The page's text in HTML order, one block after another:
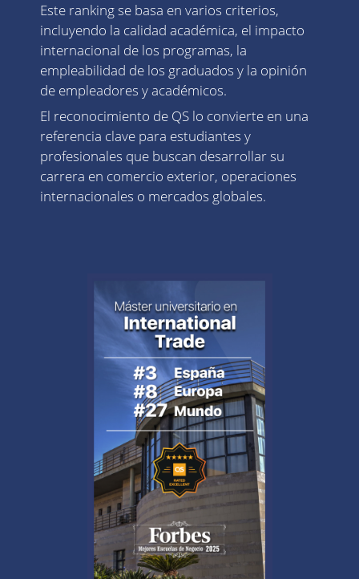
Este ranking se basa en varios criterios,
incluyendo la calidad académica, el impacto
internacional de los programas, la
empleabilidad de los graduados y la opinión
de empleadores y académicos.
El reconocimiento de QS lo convierte en una
referencia clave para estudiantes y
profesionales que buscan desarrollar su
carrera en comercio exterior, operaciones
internacionales o mercados globales.